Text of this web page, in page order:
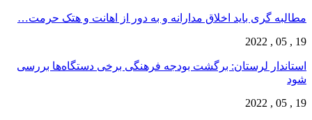
مطالبه گری باید اخلاق مدارانه و به دور از اهانت و هتک حرمت…
19 , 05 , 2022
استاندار لرستان: برگشت بودجه فرهنگی برخی دستگاه‌ها بررسی
شود
19 , 05 , 2022